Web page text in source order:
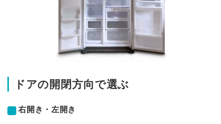
ドアの開閉方向で選ぶ
右開き・左開き